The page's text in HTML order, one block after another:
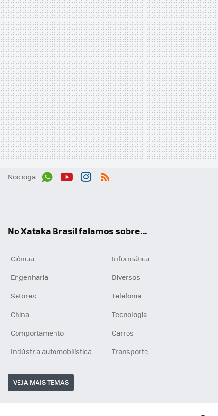
Nos siga
No Xataka Brasil falamos sobre...
Ciência
Informática
Engenharia
Diversos
Setores
Telefonia
China
Tecnologia
Comportamento
Carros
Indústria automobilística
Transporte
VEJA MAIS TEMAS